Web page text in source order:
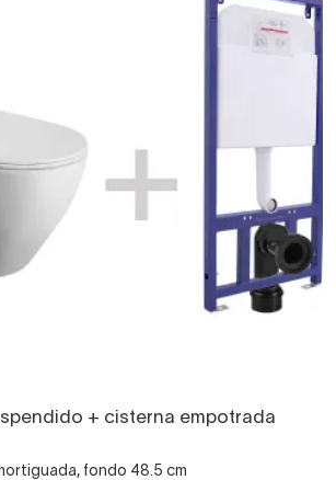
+ cisterna empotrada
fondo 48.5 cm